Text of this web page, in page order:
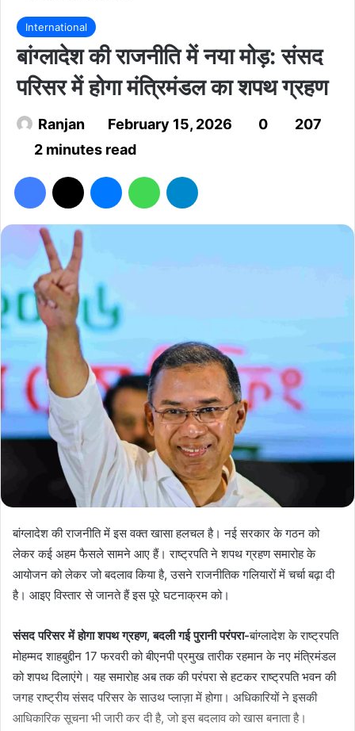
International
बांग्लादेश की राजनीति में नया मोड़: संसद
परिसर में होगा मंत्रिमंडल का शपथ ग्रहण
Ranjan February 15, 2026 0
207
2 minutes read
बांग्लादेश की राजनीति में इस वक्त खासा हलचल है। नई सरकार के गठन को
लेकर कई अहम फैसले सामने आए हैं। राष्ट्रपति ने शपथ ग्रहण समारोह के
आयोजन को लेकर जो बदलाव किया है, उसने राजनीतिक गलियारों में चर्चा बढ़ा दी
है। आइए विस्तार से जानते हैं इस पूरे घटनाक्रम को।
संसद परिसर में होगा शपथ ग्रहण, बदली गई पुरानी परंपरा-बांग्लादेश के राष्ट्रपति
मोहम्मद शाहबुद्दीन 17 फरवरी को बीएनपी प्रमुख तारीक रहमान के नए मंत्रिमंडल
को शपथ दिलाएंगे। यह समारोह अब तक की परंपरा से हटकर राष्ट्रपति भवन की
जगह राष्ट्रीय संसद परिसर के साउथ प्लाज़ा में होगा। अधिकारियों ने इसकी
आधिकारिक सूचना भी जारी कर दी है, जो इस बदलाव को खास बनाता है।